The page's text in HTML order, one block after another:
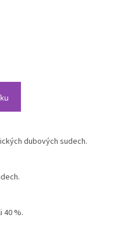
dubových sudech.
40 %.